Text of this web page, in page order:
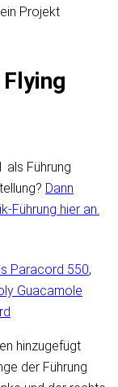
Projekt
als Führung
Dann
Führung hier an.
Paracord 550,
Guacamole
hinzugefügt
der Führung